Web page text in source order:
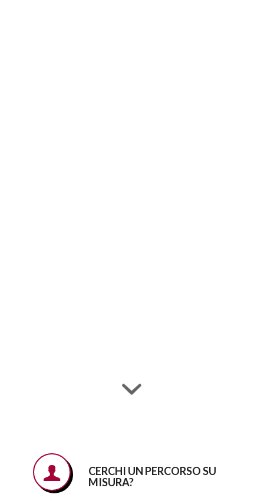
CERCHI UN PERCORSO SU
MISURA?